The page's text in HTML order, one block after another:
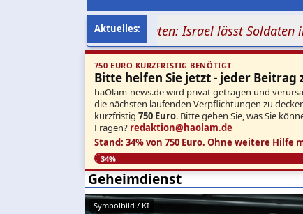
an drei Fronten: Israel lässt Soldaten in
750 EURO KURZFRISTIG BENÖTIGT
Bitte helfen Sie jetzt - jeder Beitrag
haOlam-news.de wird privat getragen und
die nächsten laufenden Verpflichtungen zu
kurzfristig 750 Euro. Bitte geben Sie, was Sie
Fragen? redaktion@haolam.de
Stand: 34% von 750 Euro. Ohne weitere Hilfe
34%
Geheimdienst
Symbolbild / KI